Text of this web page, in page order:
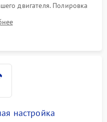
двигателя. Полировка
заусенцев.
и пайка элементов на
настройка